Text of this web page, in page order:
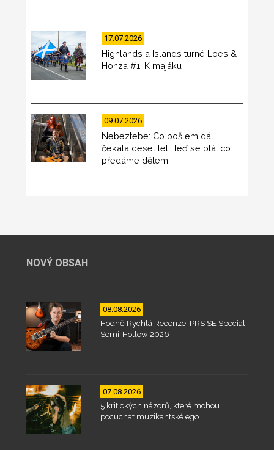
17.07.2026
Highlands a Islands turné Loes &
Honza #1: K majáku
09.07.2026
Nebeztebe: Co pošlem dál
čekala deset let. Teď se ptá, co
předáme dětem
NOVÝ OBSAH
08.08.2026
Hodně Rychlá Recenze: PRS SE Special
Semi-Hollow 2026
07.08.2026
5 kritických názorů, které mohou
pocuchat muzikantské ego